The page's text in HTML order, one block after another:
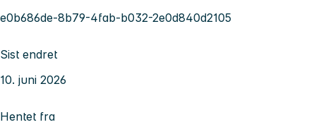
e0b686de-8b79-4fab-b032-2e0d840d2105
Sist endret
10. juni 2026
Hentet fra